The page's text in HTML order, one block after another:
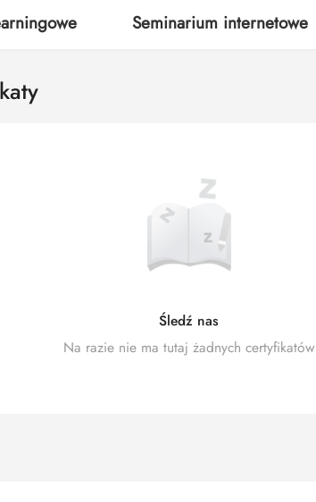
Seminarium internetowe
Śledź nas
Na razie nie ma tutaj żadnych certyfikatów